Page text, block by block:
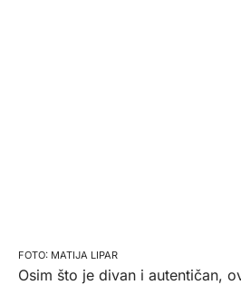
MATIJA LIPAR
Osim što je divan i autentičan,